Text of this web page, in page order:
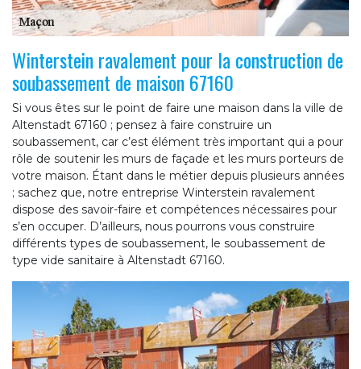
Winterstein ravalement pour la construction de
soubassement de maison 67160
Si vous êtes sur le point de faire une maison dans la ville de
Altenstadt 67160 ; pensez à faire construire un
soubassement, car c’est élément très important qui a pour
rôle de soutenir les murs de façade et les murs porteurs de
votre maison. Étant dans le métier depuis plusieurs années
; sachez que, notre entreprise Winterstein ravalement
dispose des savoir-faire et compétences nécessaires pour
s’en occuper. D’ailleurs, nous pourrons vous construire
différents types de soubassement, le soubassement de
type vide sanitaire à Altenstadt 67160.